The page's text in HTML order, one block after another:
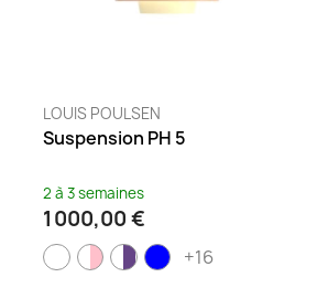
LOUIS POULSEN
Suspension PH 5
2 à 3 semaines
1 000,00 €
+16